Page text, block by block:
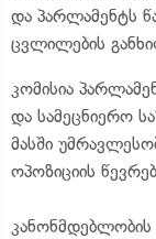
და პარლამენტს
ცვლილების
კომისია
და სამეცნიერო
მასში
ოპოზიციის